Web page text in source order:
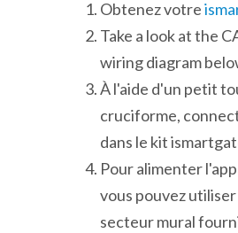
Obtenez votre
Take a look at the
wiring diagram
À l'aide d'un petit
cruciforme,
dans le kit
Pour alimenter
vous pouvez
secteur mural